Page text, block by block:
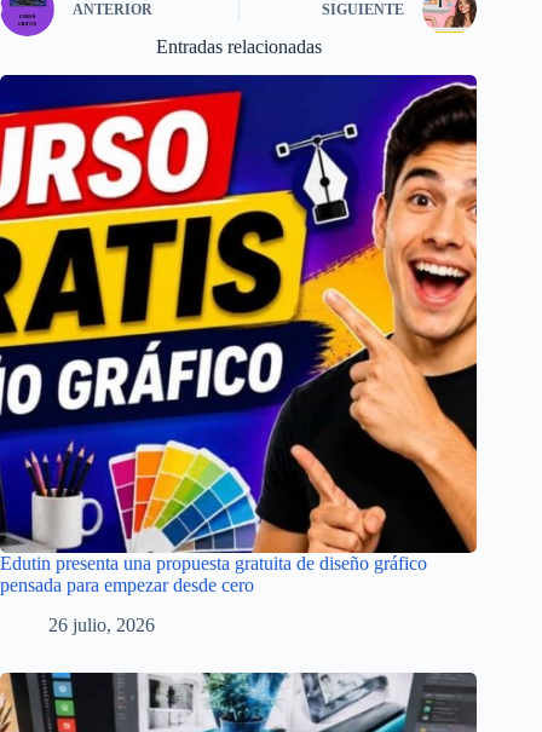
ANTERIOR SIGUIENTE
Entradas relacionadas
Edutin presenta una propuesta gratuita de diseño gráfico
pensada para empezar desde cero
26 julio, 2026